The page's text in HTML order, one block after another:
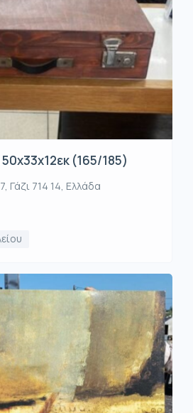
50x33x12εκ (165/185)
Γάζι 714 14, Ελλάδα